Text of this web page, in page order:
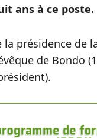
ans à ce poste.
présidence de
de Bondo